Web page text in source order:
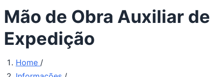
Mão de Obra Auxiliar de
Expedição
Home /